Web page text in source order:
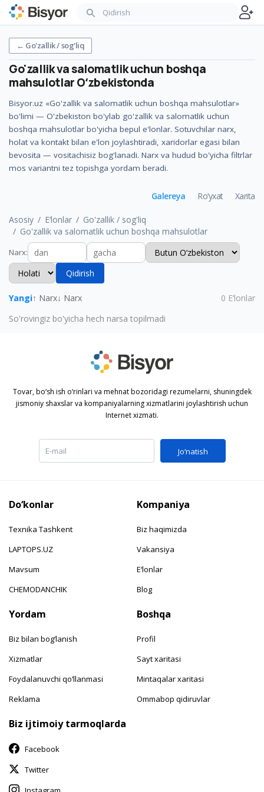
← Go'zallik / sog'liq
Go'zallik va salomatlik uchun boshqa
mahsulotlarOʻzbekistonda
Bisyor.uz «Go'zallik va salomatlik uchun boshqa mahsulotlar»
bo'limi — O'zbekiston bo'ylab go'zallik va salomatlik uchun
boshqa mahsulotlar bo'yicha bepul e'lonlar. Sotuvchilar narx,
holat va kontakt bilan e'lon joylashtiradi, xaridorlar egasi bilan
bevosita — vositachisiz bog'lanadi. Narx va hudud bo'yicha filtrlar
mos variantni tez topishga yordam beradi.
Asosiy E‘lonlar
Go'zallik / sog'liq
Go'zallik va salomatlik uchun boshqa mahsulotlar
Galereya Ro‘yxat Xarita
Narx:
Qidirish
Yangi↑ Narx↓ Narx 0 E‘lonlar
So'rovingiz bo'yicha hech narsa topilmadi
Tovar, bo‘sh ish o‘rinlari va mehnat bozoridagi rezumelarni, shuningdek
jismoniy shaxslar va kompaniyalarning xizmatlarini joylashtirish uchun
Internet xizmati.
Jo‘natish
Do‘konlar
Texnika Tashkent
LAPTOPS.UZ
Mavsum
CHEMODANCHIK
Kompaniya
Biz haqimizda
Vakansiya
E‘lonlar
Blog
Yordam
Biz bilan bog‘lanish
Xizmatlar
Foydalanuvchi qo‘llanmasi
Reklama
Boshqa
Profil
Sayt xaritasi
Mintaqalar xaritasi
Ommabop qidiruvlar
Biz ijtimoiy tarmoqlarda
Facebook
Twitter